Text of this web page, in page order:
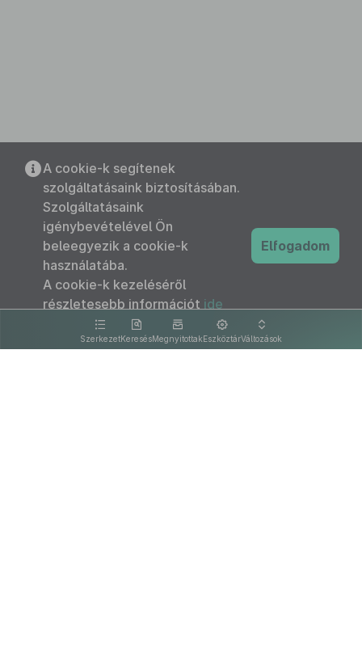
SzerkezetKeresésMegnyitottakEszköztárVáltozások
A cookie-k segítenek
szolgáltatásaink biztosításában.
Szolgáltatásaink
igénybevételével Ön
beleegyezik a cookie-k
használatába.
A cookie-k kezeléséről
részletesebb információt ide
kattintva olvashat.
Elfogadom